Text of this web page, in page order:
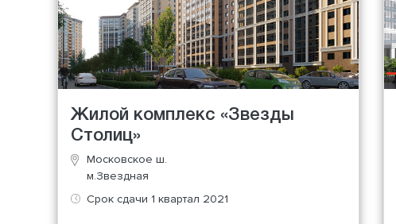
Жилой комплекс «Звезды
Столиц»
Московское ш.
м.Звездная
Срок сдачи 1 квартал 2021